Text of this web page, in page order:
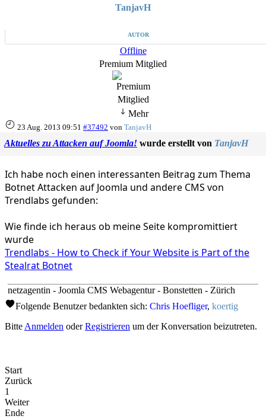
TanjavH
AUTOR
Offline
Premium Mitglied
Mehr
23 Aug. 2013 09:51 #37492 von TanjavH
Aktuelles zu Attacken auf Joomla! wurde erstellt von TanjavH
Ich habe noch einen interessanten Beitrag zum Thema
Botnet Attacken auf Joomla und andere CMS von
Trendlabs gefunden:
Wie finde ich heraus ob meine Seite kompromittiert
wurde
Trendlabs - How to Check if Your Website is Part of the
Stealrat Botnet
netzagentin - Joomla CMS Webagentur - Bonstetten - Zürich
Folgende Benutzer bedankten sich: Chris Hoefliger, koertig
Bitte Anmelden oderRegistrieren um der Konversation beizutreten.
Start
Zurück
1
Weiter
Ende